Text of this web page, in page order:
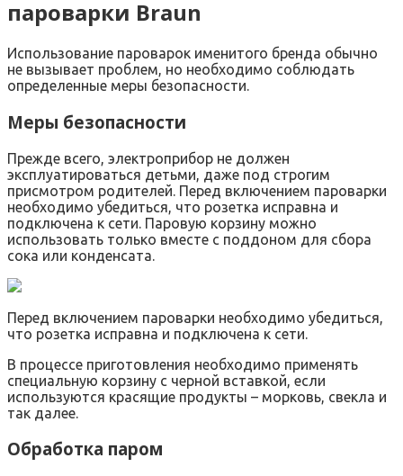
пароварки Braun
Использование пароварок именитого бренда обычно
не вызывает проблем, но необходимо соблюдать
определенные меры безопасности.
Меры безопасности
Прежде всего, электроприбор не должен
эксплуатироваться детьми, даже под строгим
присмотром родителей. Перед включением пароварки
необходимо убедиться, что розетка исправна и
подключена к сети. Паровую корзину можно
использовать только вместе с поддоном для сбора
сока или конденсата.
Перед включением пароварки необходимо убедиться,
что розетка исправна и подключена к сети.
В процессе приготовления необходимо применять
специальную корзину с черной вставкой, если
используются красящие продукты – морковь, свекла и
так далее.
Обработка паром